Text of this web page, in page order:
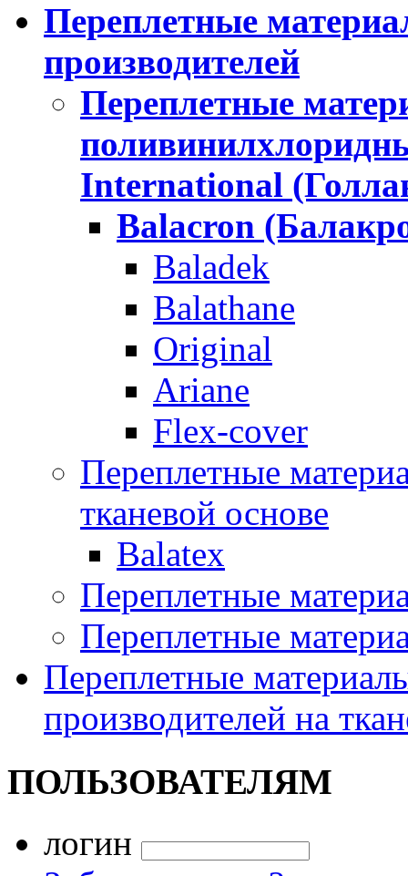
Переплетные
производителей
Переплетные
International
Balacron
Baladek
Balathane
Original
Ariane
Flex-cover
Переплетные
тканевой основе
Balatex
Переплетные
Переплетные
Переплетные
производителей на
ПОЛЬЗОВАТЕЛЯМ
логин